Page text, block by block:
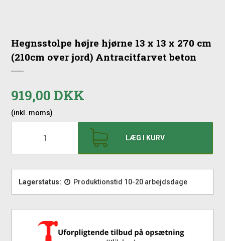
Hegnsstolpe højre hjørne 13 x 13 x 270 cm
(210cm over jord) Antracitfarvet beton
919,00 DKK
(inkl. moms)
LÆG I KURV
Lagerstatus: Produktionstid 10-20 arbejdsdage